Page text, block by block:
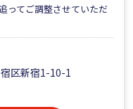
ってご調整させていただ
区新宿1-10-1